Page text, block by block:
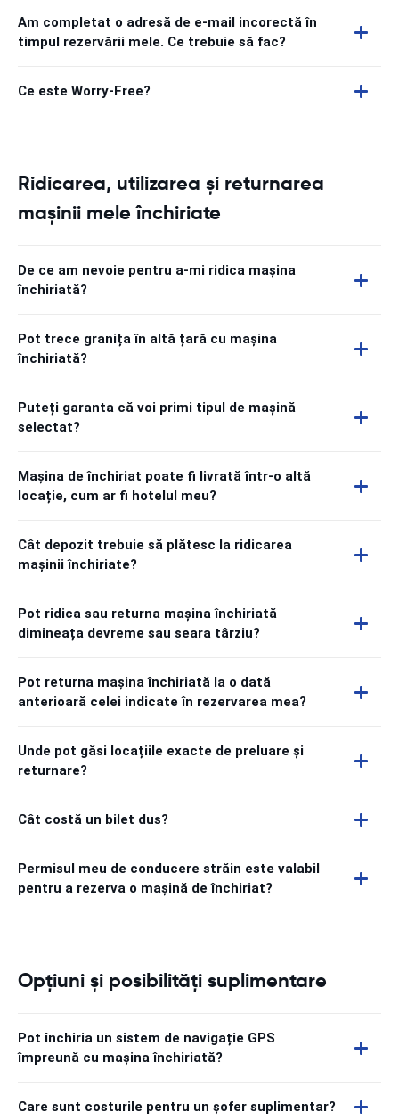
Am completat o adresă de e-mail incorectă în
timpul rezervării mele. Ce trebuie să fac?
Ce este Worry-Free?
Ridicarea, utilizarea și returnarea
mașinii mele închiriate
De ce am nevoie pentru a-mi ridica mașina
închiriată?
Pot trece granița în altă țară cu mașina
închiriată?
Puteți garanta că voi primi tipul de mașină
selectat?
Mașina de închiriat poate fi livrată într-o altă
locație, cum ar fi hotelul meu?
Cât depozit trebuie să plătesc la ridicarea
mașinii închiriate?
Pot ridica sau returna mașina închiriată
dimineața devreme sau seara târziu?
Pot returna mașina închiriată la o dată
anterioară celei indicate în rezervarea mea?
Unde pot găsi locațiile exacte de preluare și
returnare?
Cât costă un bilet dus?
Permisul meu de conducere străin este valabil
pentru a rezerva o mașină de închiriat?
Opțiuni și posibilități suplimentare
Pot închiria un sistem de navigație GPS
împreună cu mașina închiriată?
Care sunt costurile pentru un șofer suplimentar?